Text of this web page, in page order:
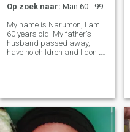
Op zoek naar: Man 60 - 99
My name is Narumon, I am
60 years old. My father's
husband passed away, I
have no children and I don't
my life with.And I am a good
wom